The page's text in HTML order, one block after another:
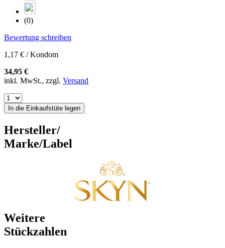
(0)
Bewertung schreiben
1,17 € / Kondom
34,95 €
inkl. MwSt., zzgl. Versand
In die Einkaufstüte legen
Hersteller/
Marke/Label
Weitere
Stückzahlen